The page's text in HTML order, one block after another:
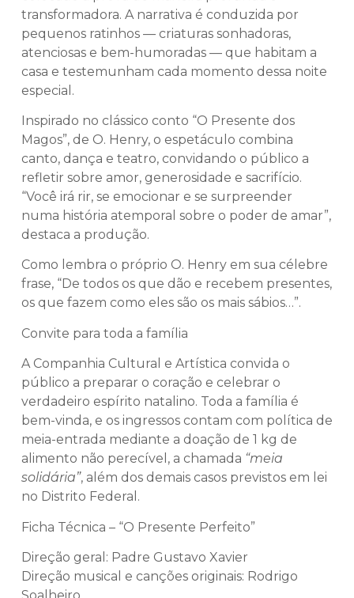
transformadora. A narrativa é conduzida por
pequenos ratinhos — criaturas sonhadoras,
atenciosas e bem-humoradas — que habitam a
casa e testemunham cada momento dessa noite
especial.
Inspirado no clássico conto “O Presente dos
Magos”, de O. Henry, o espetáculo combina
canto, dança e teatro, convidando o público a
refletir sobre amor, generosidade e sacrifício.
“Você irá rir, se emocionar e se surpreender
numa história atemporal sobre o poder de amar”,
destaca a produção.
Como lembra o próprio O. Henry em sua célebre
frase, “De todos os que dão e recebem presentes,
os que fazem como eles são os mais sábios…”.
Convite para toda a família
A Companhia Cultural e Artística convida o
público a preparar o coração e celebrar o
verdadeiro espírito natalino. Toda a família é
bem-vinda, e os ingressos contam com política de
meia-entrada mediante a doação de 1 kg de
alimento não perecível, a chamada “meia
solidária”, além dos demais casos previstos em lei
no Distrito Federal.
Ficha Técnica – “O Presente Perfeito”
Direção geral: Padre Gustavo Xavier
Direção musical e canções originais: Rodrigo